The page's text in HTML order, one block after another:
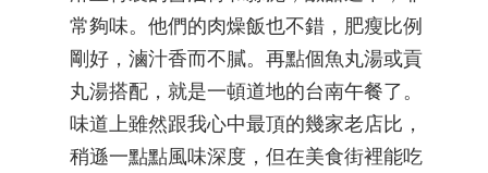
常夠味。他們的肉燥飯也不錯，肥瘦比例
剛好，滷汁香而不膩。再點個魚丸湯或貢
丸湯搭配，就是一頓道地的台南午餐了。
味道上雖然跟我心中最頂的幾家老店比，
稍遜一點點風味深度，但在美食街裡能吃